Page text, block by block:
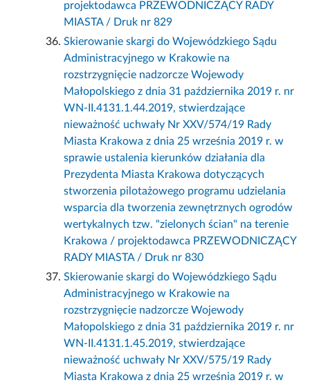
projektodawca PRZEWODNICZĄCY RADY
MIASTA / Druk nr 829
Skierowanie skargi do Wojewódzkiego Sądu
Administracyjnego w Krakowie na
rozstrzygnięcie nadzorcze Wojewody
Małopolskiego z dnia 31 października 2019 r. nr
WN-II.4131.1.44.2019, stwierdzające
nieważność uchwały Nr XXV/574/19 Rady
Miasta Krakowa z dnia 25 września 2019 r. w
sprawie ustalenia kierunków działania dla
Prezydenta Miasta Krakowa dotyczących
stworzenia pilotażowego programu udzielania
wsparcia dla tworzenia zewnętrznych ogrodów
wertykalnych tzw. "zielonych ścian" na terenie
Krakowa / projektodawca PRZEWODNICZĄCY
RADY MIASTA / Druk nr 830
Skierowanie skargi do Wojewódzkiego Sądu
Administracyjnego w Krakowie na
rozstrzygnięcie nadzorcze Wojewody
Małopolskiego z dnia 31 października 2019 r. nr
WN-II.4131.1.45.2019, stwierdzające
nieważność uchwały Nr XXV/575/19 Rady
Miasta Krakowa z dnia 25 września 2019 r. w